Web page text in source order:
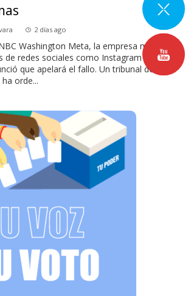
2 días ago
Washington Meta, la empresa matriz
de redes sociales como Instagram y
que apelará el fallo. Un tribunal de
orde...